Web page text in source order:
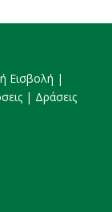
Εισβολή |
| Δράσεις